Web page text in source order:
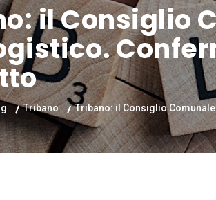
il Consiglio
Tribano Tribano: il Consiglio